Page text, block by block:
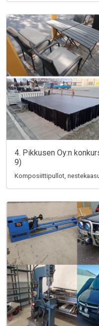
4. Pikkusen Oy:n
9)
Komposiittipullot,